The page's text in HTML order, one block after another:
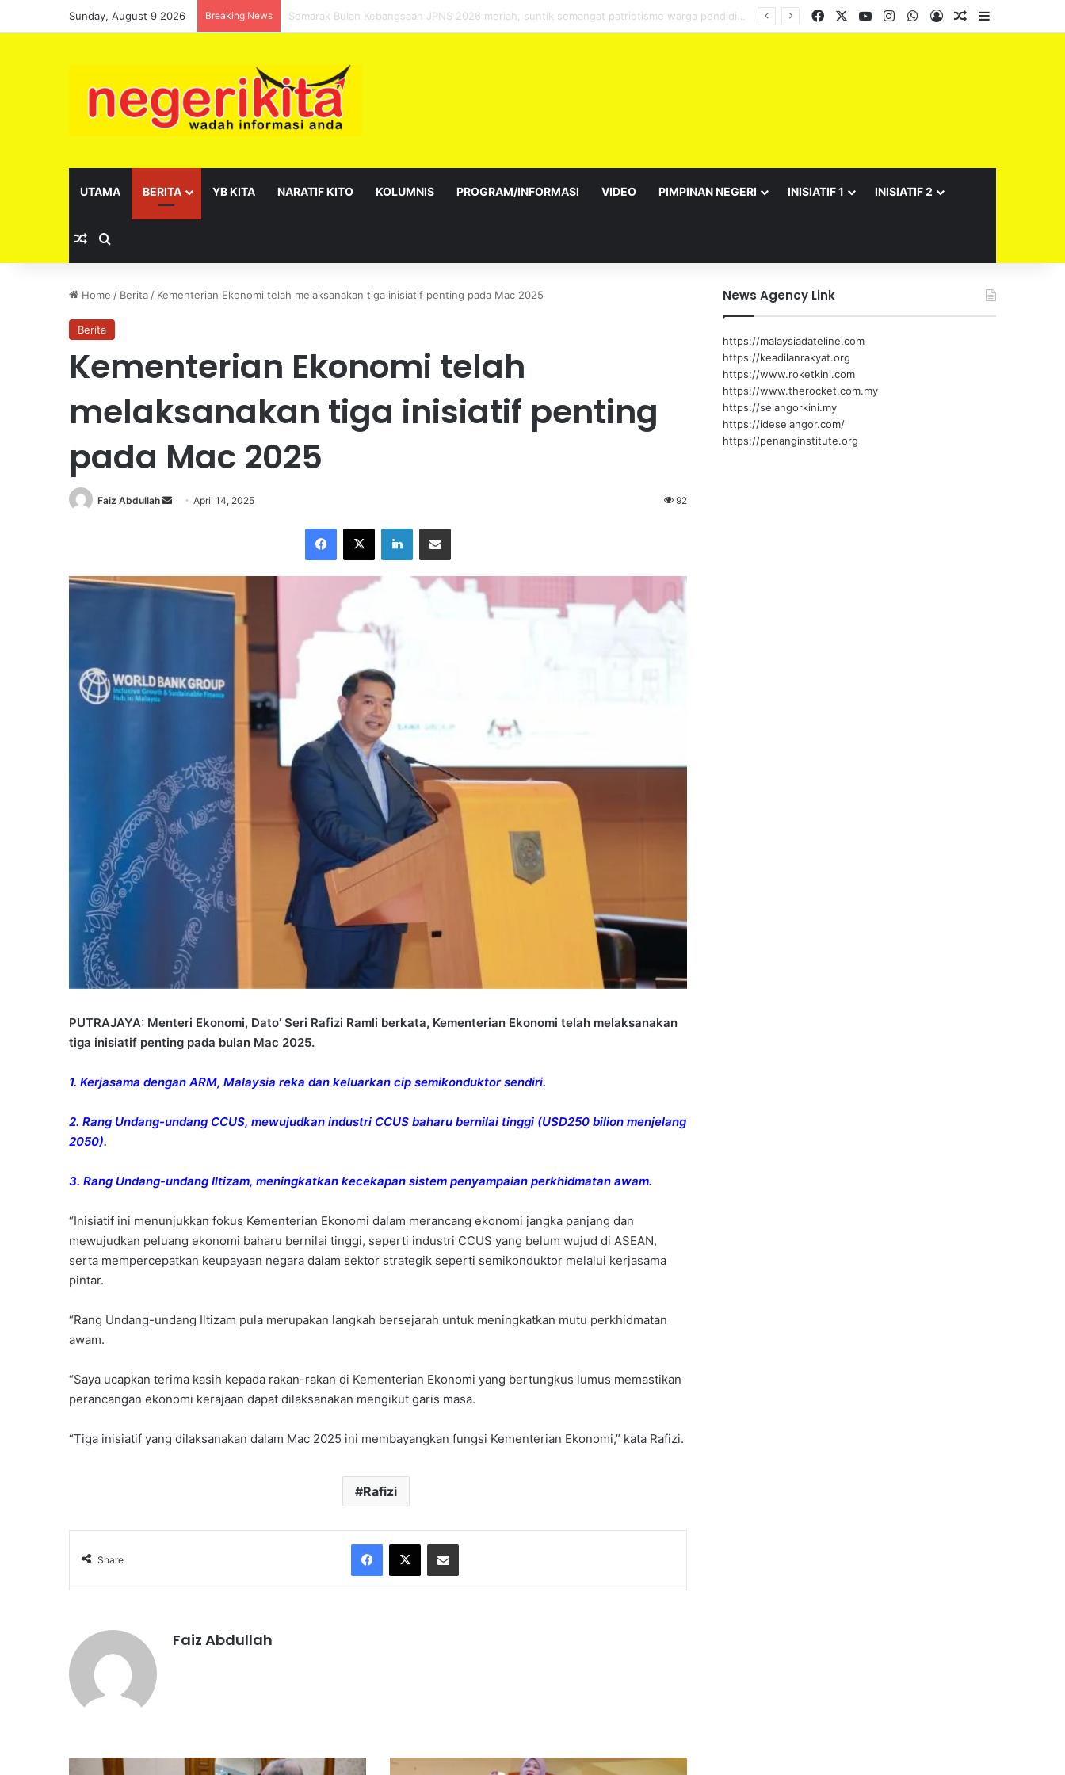
Sunday, August 9 2026 Breaking News Pelantikan sebagai Exco satu amanah besar – Siow Kong Choon Facebook YouTubeInstagramWhatsApp
Log InRandom Article
UTAMA BERITA YB KITA NARATIF KITO KOLUMNIS PROGRAM/INFORMASI VIDEO PIMPINAN NEGERI INISIATIF 1 INISIATIF 2
Random Article
Home / Berita / Kementerian Ekonomi telah melaksanakan tiga inisiatif penting pada Mac 2025
Berita
Kementerian Ekonomi telah
melaksanakan tiga inisiatif penting
pada Mac 2025
Faiz Abdullah
a
n
l
April 14, 2025 92
PUTRAJAYA: Menteri Ekonomi, Dato’ Seri Rafizi Ramli berkata, Kementerian Ekonomi telah melaksanakan
tiga inisiatif penting pada bulan Mac 2025.
1. Kerjasama dengan ARM, Malaysia reka dan keluarkan cip semikonduktor sendiri.
2. Rang Undang-undang CCUS, mewujudkan industri CCUS baharu bernilai tinggi (USD250 bilion menjelang
2050).
3. Rang Undang-undang Iltizam, meningkatkan kecekapan sistem penyampaian perkhidmatan awam.
“Inisiatif ini menunjukkan fokus Kementerian Ekonomi dalam merancang ekonomi jangka panjang dan
mewujudkan peluang ekonomi baharu bernilai tinggi, seperti industri CCUS yang belum wujud di ASEAN,
serta mempercepatkan keupayaan negara dalam sektor strategik seperti semikonduktor melalui kerjasama
pintar.
“Rang Undang-undang Iltizam pula merupakan langkah bersejarah untuk meningkatkan mutu perkhidmatan
awam.
“Saya ucapkan terima kasih kepada rakan-rakan di Kementerian Ekonomi yang bertungkus lumus memastikan
perancangan ekonomi kerajaan dapat dilaksanakan mengikut garis masa.
“Tiga inisiatif yang dilaksanakan dalam Mac 2025 ini membayangkan fungsi Kementerian Ekonomi,” kata Rafizi.
Rafizi
Share
Faiz Abdullah
T
News Agency Link
https://malaysiadateline.com
https://keadilanrakyat.org
https://www.roketkini.com
https://www.therocket.com.my
https://selangorkini.my
https://ideselangor.com/
https://penanginstitute.org